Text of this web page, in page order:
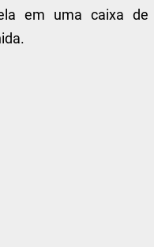
em uma caixa de